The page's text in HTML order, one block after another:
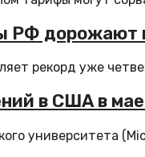
РФ дорожают
рекорд уже
в США в
университета